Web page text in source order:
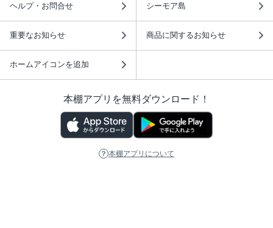
ヘルプ・お問合せ シーモア島
重要なお知らせ 商品に関するお知らせ
ホームアイコンを追加
本棚アプリを無料ダウンロード！
本棚アプリについて